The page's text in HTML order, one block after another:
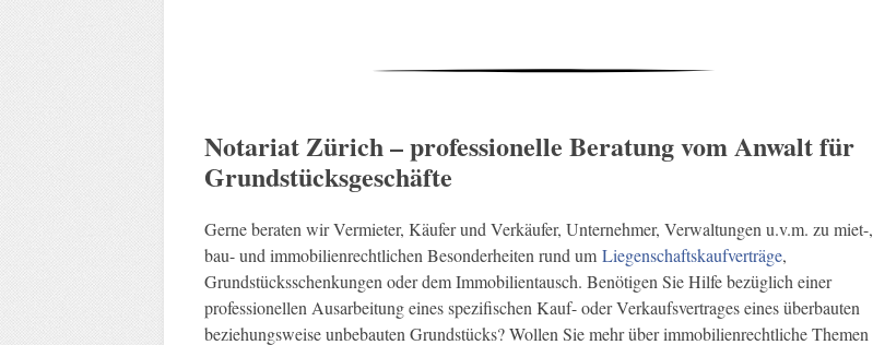
Notariat Zürich – professionelle Beratung vom Anwalt für
Grundstücksgeschäfte
Gerne beraten wir Vermieter, Käufer und Verkäufer, Unternehmer, Verwaltungen u.v.m. zu miet-,
bau- und immobilienrechtlichen Besonderheiten rund um Liegenschaftskaufverträge,
Grundstücksschenkungen oder dem Immobilientausch. Benötigen Sie Hilfe bezüglich einer
professionellen Ausarbeitung eines spezifischen Kauf- oder Verkaufsvertrages eines überbauten
beziehungsweise unbebauten Grundstücks? Wollen Sie mehr über immobilienrechtliche Themen